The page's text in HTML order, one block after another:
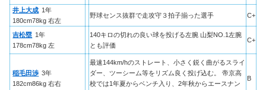
井上大成 1年
180cm78kg 右左
野球センス抜群で走攻守３拍子揃った選手 C+
吉松塁 1年
178cm78kg 左
140キロの切れの良い球を投げる左腕 山梨NO.1左腕
とも評価
C+
稲毛田渉 3年
182cm86kg 右右
最速144km/hのストレート、小さく鋭く曲がるスライ
ダー、ツーシーム等をリズム良く投げ込む。 帝京高
校では1年夏からベンチ入り、2年秋からエースナン
B